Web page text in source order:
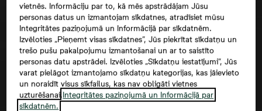
Google maps trešās puses datu
izmantošana
vietnēs. Informāciju par to, kā mēs apstrādājam Jūsu
personas datus un izmantojam sīkdatnes, atradīsiet mūsu
Integritātes paziņojumā un Informācijā par sīkdatnēm.
Izvēloties „Pieņemt visas sīkdatnes”, Jūs piekrītat sīkdatņu un
trešo pušu pakalpojumu izmantošanai un ar to saistīto
personas datu apstrādei. Izvēloties „Sīkdatņu iestatījumi”, Jūs
varat pielāgot izmantojamo sīkdatņu kategorijas, kas jāievieto
un noraidīt visus sīkfailus, kas nav obligāti vietnes
uzturēšanai.Integritātes paziņojumā un Informācijā par
sīkdatnēm.